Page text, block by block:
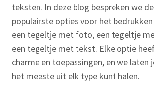
teksten. In deze blog bespreken we
populairste opties voor het
een tegeltje met foto, een tegeltje
een tegeltje met tekst. Elke optie
charme en toepassingen, en we laten
het meeste uit elk type kunt halen.